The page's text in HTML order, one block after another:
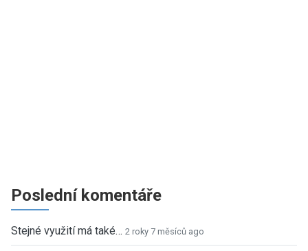
Poslední komentáře
Stejné využití má také… 2 roky 7 měsíců ago